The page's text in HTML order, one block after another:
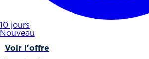
10 jours
Nouveau
Voir l'offre